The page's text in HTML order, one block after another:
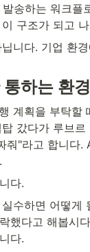
송하는 워크
구조가 되고
니다. 기업 환
하는 환
계획을 부탁
갔다가 루브
줘"라고 합니다
다.
수하면 어떻
했다고 해봅시
다.